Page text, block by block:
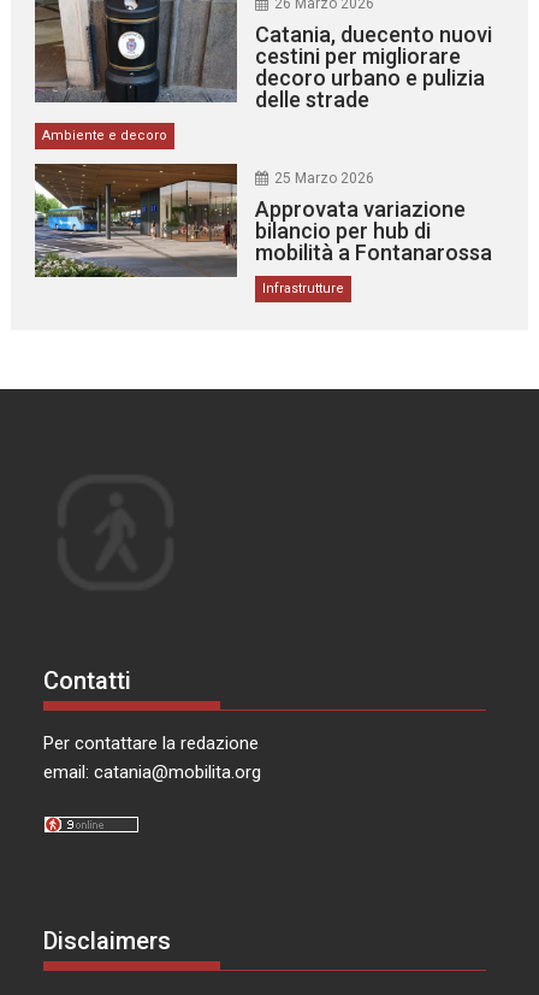
26 Marzo 2026
Catania, duecento nuovi
cestini per migliorare
decoro urbano e pulizia
delle strade
Ambiente e decoro
25 Marzo 2026
Approvata variazione
bilancio per hub di
mobilità a Fontanarossa
Infrastrutture
Contatti
Per contattare la redazione
email:catania@mobilita.org
Disclaimers